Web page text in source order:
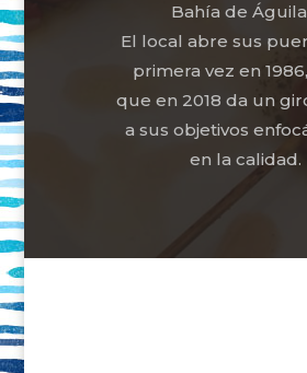
Bahía de
El local abre sus
primera vez en
que en 2018 da un
a sus objetivos
en la calidad.